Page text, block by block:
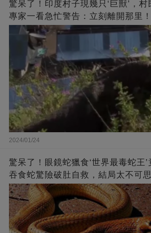
驚呆了！印度村子現幾只‘巨獸’，村
專家一看急忙警告：立刻離開那里！
2024/01/24
驚呆了！眼鏡蛇獵食‘世界最毒蛇王
吞食蛇驚險破肚自救，結局太不可思